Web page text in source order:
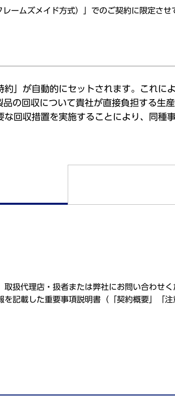
ームズメイド方式）」でのご契約に限定させ
」が自動的にセットされます。これに
の回収について貴社が直接負担する生
回収措置を実施することにより、同種
扱代理店・扱者または弊社にお問い合わせく
記載した重要事項説明書（「契約概要」「